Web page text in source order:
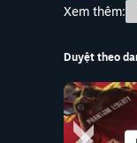
Xem thêm:
Duyệt theo